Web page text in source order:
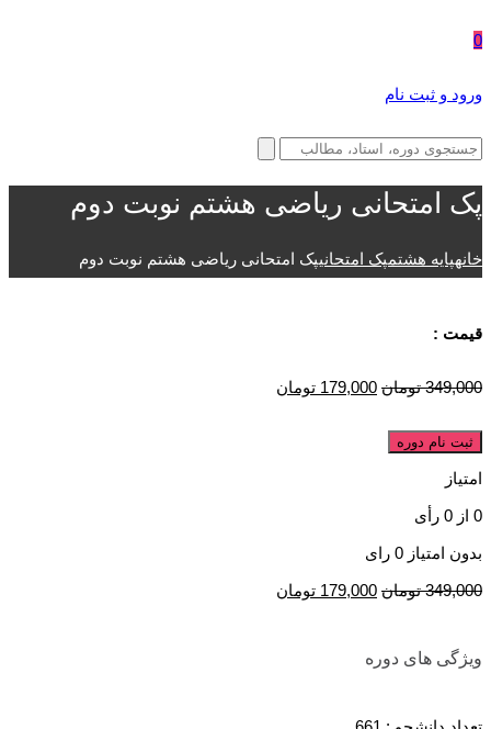
0
ورود و ثبت نام
پک امتحانی ریاضی هشتم نوبت دوم
خانهپایه هشتمپک امتحانیپک امتحانی ریاضی هشتم نوبت دوم
قیمت :
349,000 تومان 179,000 تومان
ثبت نام دوره
امتیاز
0 از 0 رأی
بدون امتیاز 0 رای
349,000 تومان 179,000 تومان
ویژگی های دوره